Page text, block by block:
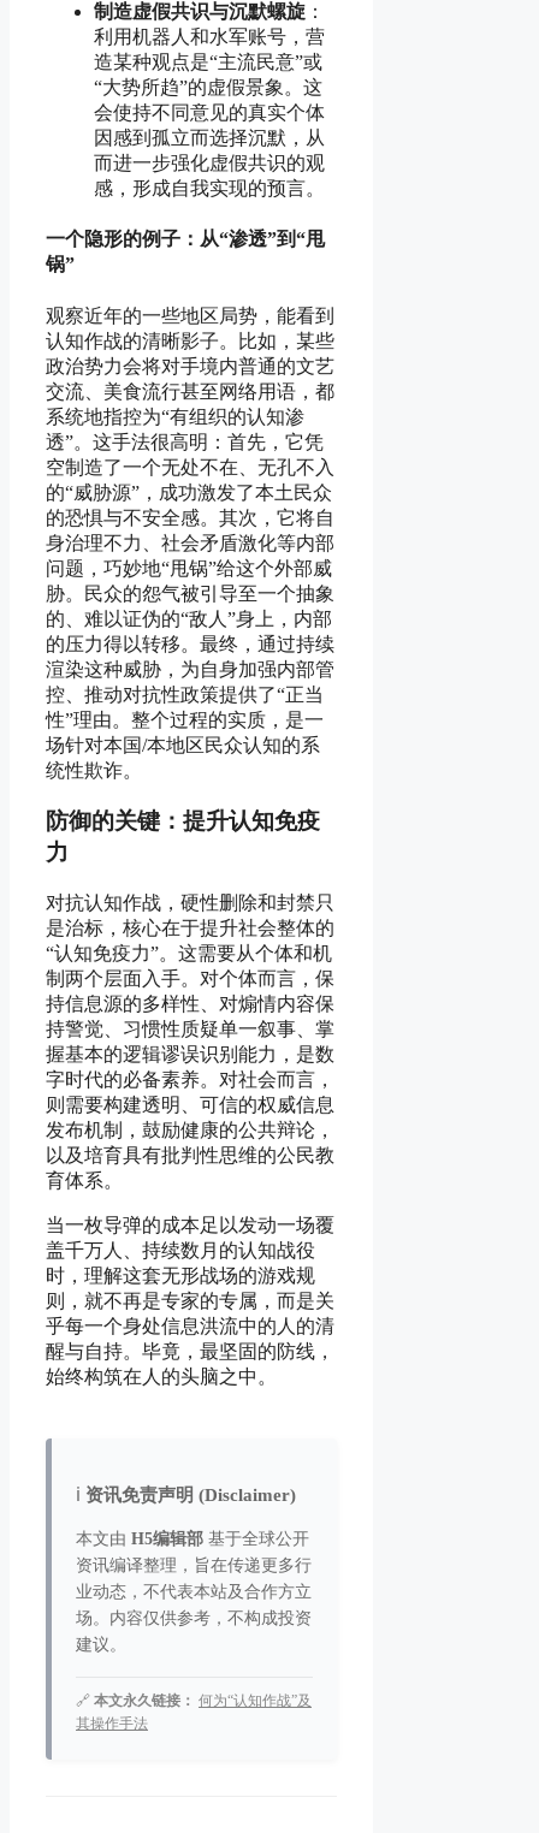
制造虚假共识与沉默螺旋 ：
利用机器人和水军账号，营
造某种观点是“主流民意”或
“大势所趋”的虚假景象。这
会使持不同意见的真实个体
因感到孤立而选择沉默，从
而进一步强化虚假共识的观
感，形成自我实现的预言。
一个隐形的例子：从“渗透”到“甩
锅”
观察近年的一些地区局势，能看到
认知作战的清晰影子。比如，某些
政治势力会将对手境内普通的文艺
交流、美食流行甚至网络用语，都
系统地指控为“有组织的认知渗
透”。这手法很高明：首先，它凭
空制造了一个无处不在、无孔不入
的“威胁源”，成功激发了本土民众
的恐惧与不安全感。其次，它将自
身治理不力、社会矛盾激化等内部
问题，巧妙地“甩锅”给这个外部威
胁。民众的怨气被引导至一个抽象
的、难以证伪的“敌人”身上，内部
的压力得以转移。最终，通过持续
渲染这种威胁，为自身加强内部管
控、推动对抗性政策提供了“正当
性”理由。整个过程的实质，是一
场针对本国/本地区民众认知的系
统性欺诈。
防御的关键：提升认知免疫
力
对抗认知作战，硬性删除和封禁只
是治标，核心在于提升社会整体的
“认知免疫力”。这需要从个体和机
制两个层面入手。对个体而言，保
持信息源的多样性、对煽情内容保
持警觉、习惯性质疑单一叙事、掌
握基本的逻辑谬误识别能力，是数
字时代的必备素养。对社会而言，
则需要构建透明、可信的权威信息
发布机制，鼓励健康的公共辩论，
以及培育具有批判性思维的公民教
育体系。
当一枚导弹的成本足以发动一场覆
盖千万人、持续数月的认知战役
时，理解这套无形战场的游戏规
则，就不再是专家的专属，而是关
乎每一个身处信息洪流中的人的清
醒与自持。毕竟，最坚固的防线，
始终构筑在人的头脑之中。
ℹ️ 资讯免责声明 (Disclaimer)
本文由 H5编辑部 基于全球公开
资讯编译整理，旨在传递更多行
业动态，不代表本站及合作方立
场。内容仅供参考，不构成投资
建议。
🔗 本文永久链接： 何为“认知作战”及
其操作手法